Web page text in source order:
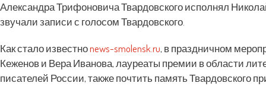
Александра Трифоновича Твардовского исполнял
звучали записи с голосом Твардовского.
Как стало известноnews-smolensk.ru, в праздничном
Кеженов и Вера Иванова, лауреаты премии в области
писателей России, также почтить память Твардовского